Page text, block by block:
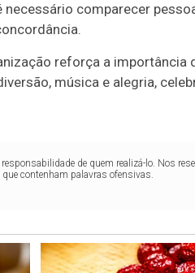
necessário comparecer
reforça a
música e alegria,
de quem realizá-lo. Nos
contenham palavras ofensivas.